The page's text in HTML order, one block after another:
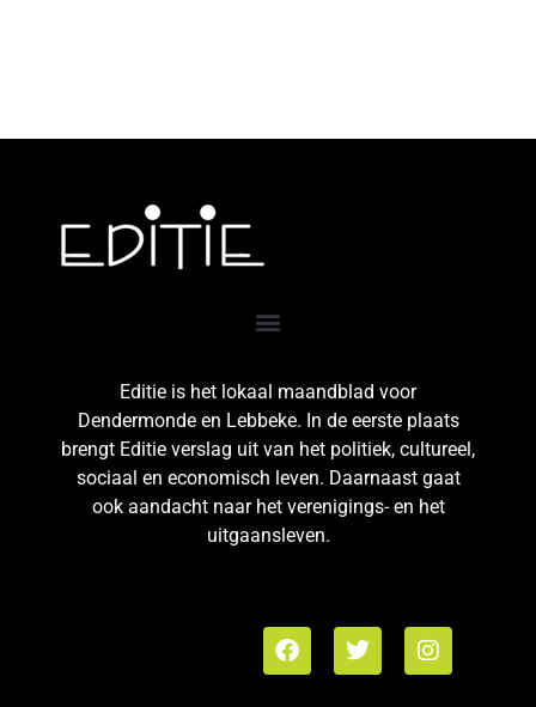
Editie is het lokaal maandblad voor
Dendermonde en Lebbeke. In de eerste plaats
brengt Editie verslag uit van het politiek, cultureel,
sociaal en economisch leven. Daarnaast gaat
ook aandacht naar het verenigings- en het
uitgaansleven.